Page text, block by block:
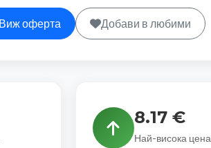
Виж оферта Добави в любими
8.17 €
Най-висока цена